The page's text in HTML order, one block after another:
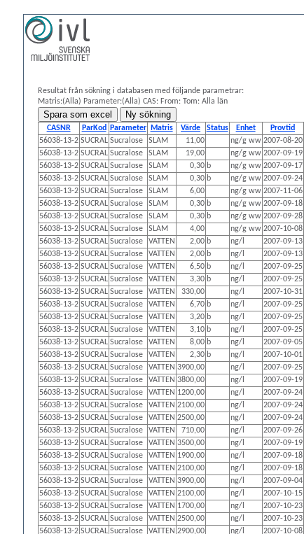
Resultat från sökning i databasen med följande parametrar:
Matris:(Alla) Parameter:(Alla) CAS: From: Tom: Alla län
CASNR ParKod Parameter Matris Värde Status Enhet Provtid
56038-13-2 SUCRAL Sucralose SLAM 11,00 ng/g ww 2007-08-20
56038-13-2 SUCRAL Sucralose SLAM 19,00 ng/g ww 2007-09-19
56038-13-2 SUCRAL Sucralose SLAM 0,30 b ng/g ww 2007-09-17
56038-13-2 SUCRAL Sucralose SLAM 0,30 b ng/g ww 2007-09-24
56038-13-2 SUCRAL Sucralose SLAM 6,00 ng/g ww 2007-11-06
56038-13-2 SUCRAL Sucralose SLAM 0,30 b ng/g ww 2007-09-18
56038-13-2 SUCRAL Sucralose SLAM 0,30 b ng/g ww 2007-09-28
56038-13-2 SUCRAL Sucralose SLAM 4,00 ng/g ww 2007-10-08
56038-13-2 SUCRAL Sucralose VATTEN 2,00 b ng/l 2007-09-13
56038-13-2 SUCRAL Sucralose VATTEN 2,00 b ng/l 2007-09-13
56038-13-2 SUCRAL Sucralose VATTEN 6,50 b ng/l 2007-09-25
56038-13-2 SUCRAL Sucralose VATTEN 3,30 b ng/l 2007-09-25
56038-13-2 SUCRAL Sucralose VATTEN 330,00 ng/l 2007-10-31
56038-13-2 SUCRAL Sucralose VATTEN 6,70 b ng/l 2007-09-25
56038-13-2 SUCRAL Sucralose VATTEN 3,20 b ng/l 2007-09-25
56038-13-2 SUCRAL Sucralose VATTEN 3,10 b ng/l 2007-09-25
56038-13-2 SUCRAL Sucralose VATTEN 8,00 b ng/l 2007-09-05
56038-13-2 SUCRAL Sucralose VATTEN 2,30 b ng/l 2007-10-01
56038-13-2 SUCRAL Sucralose VATTEN 3900,00 ng/l 2007-09-25
56038-13-2 SUCRAL Sucralose VATTEN 3800,00 ng/l 2007-09-19
56038-13-2 SUCRAL Sucralose VATTEN 1200,00 ng/l 2007-09-24
56038-13-2 SUCRAL Sucralose VATTEN 2100,00 ng/l 2007-09-24
56038-13-2 SUCRAL Sucralose VATTEN 2500,00 ng/l 2007-09-24
56038-13-2 SUCRAL Sucralose VATTEN 710,00 ng/l 2007-09-26
56038-13-2 SUCRAL Sucralose VATTEN 3500,00 ng/l 2007-09-19
56038-13-2 SUCRAL Sucralose VATTEN 1900,00 ng/l 2007-09-18
56038-13-2 SUCRAL Sucralose VATTEN 2100,00 ng/l 2007-09-18
56038-13-2 SUCRAL Sucralose VATTEN 3900,00 ng/l 2007-09-04
56038-13-2 SUCRAL Sucralose VATTEN 2100,00 ng/l 2007-10-15
56038-13-2 SUCRAL Sucralose VATTEN 1700,00 ng/l 2007-10-23
56038-13-2 SUCRAL Sucralose VATTEN 2500,00 ng/l 2007-10-23
56038-13-2 SUCRAL Sucralose VATTEN 2900,00 ng/l 2007-10-08